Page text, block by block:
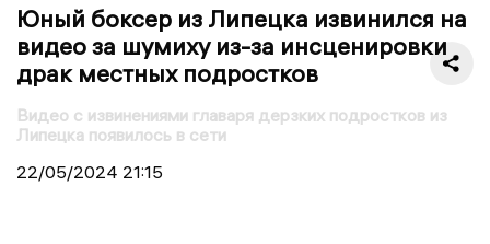
Юный боксер из Липецка извинился на
видео за шумиху из-за инсценировки
драк местных подростков
Видео с извинениями главаря дерзких подростков из
Липецка появилось в сети
22/05/2024 21:15